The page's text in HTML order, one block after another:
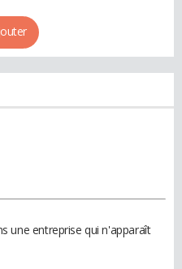
une entreprise qui n'apparaît